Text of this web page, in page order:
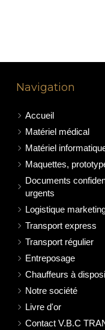
Navigation
Accueil
Matériel médical
Matériel
Maquettes,
Documents
urgents
Logistique
Transport express
Transport régulier
Entreposage
Chauffeurs à
Notre société
Livre d'or
Contact V.B.C